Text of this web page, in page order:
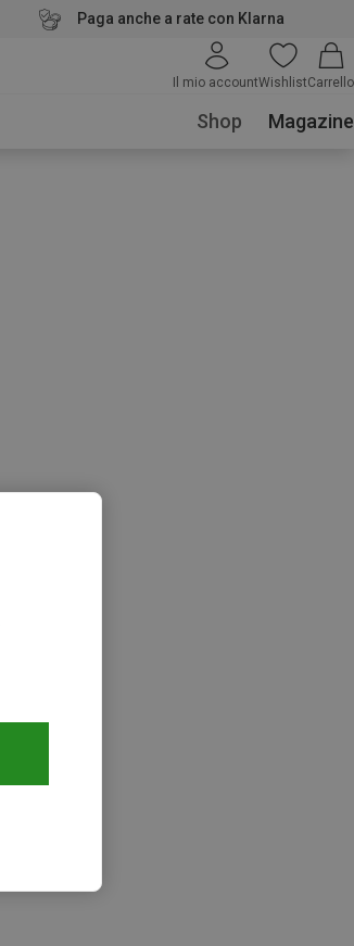
Paga anche a rate con Klarna
Il mio accountWishlistCarrello
Shop Magazine